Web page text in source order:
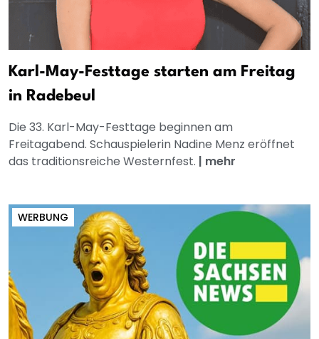
Karl-May-Festtage starten am Freitag
in Radebeul
Die 33. Karl-May-Festtage beginnen am
Freitagabend. Schauspielerin Nadine Menz eröffnet
das traditionsreiche Westernfest. | mehr
WERBUNG